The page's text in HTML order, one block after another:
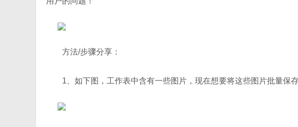
方法/步骤分享：
1、如下图，工作表中含有一些图片，现在想要将这些图片批量保存